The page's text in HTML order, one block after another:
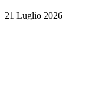
21 Luglio 2026